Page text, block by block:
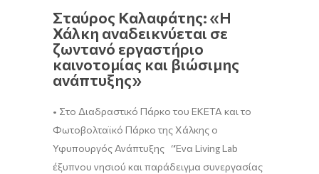
Σταύρος Καλαφάτης: «H
Χάλκη αναδεικνύεται σε
ζωντανό εργαστήριο
καινοτομίας και βιώσιμης
ανάπτυξης»
• Στο Διαδραστικό Πάρκο του ΕΚΕΤΑ και το
Φωτοβολταϊκό Πάρκο της Χάλκης ο
Υφυπουργός Ανάπτυξης “Ένα Living Lab
έξυπνου νησιού και παράδειγμα συνεργασίας